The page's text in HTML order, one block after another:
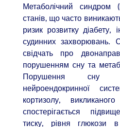
Метаболічний синдром
станів, що часто
ризик розвитку діабету,
судинних захворювань.
свідчать про
порушенням сну та
Порушення сну
нейроендокринної
кортизолу,
спостерігається
тиску, рівня глюкози